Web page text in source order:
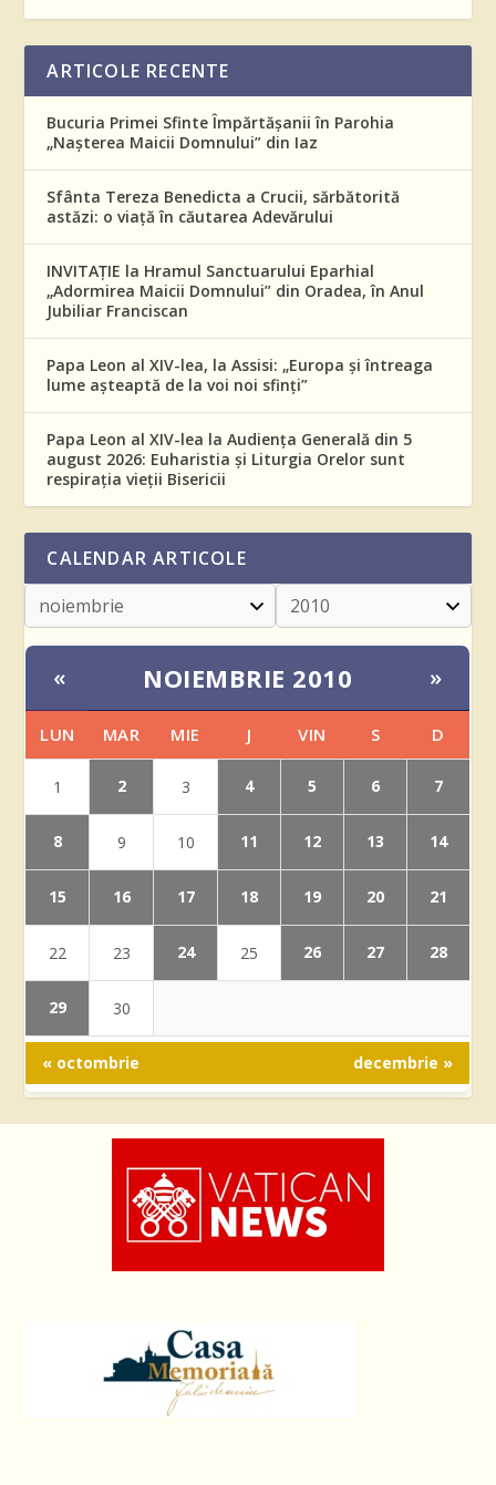
ARTICOLE RECENTE
Bucuria Primei Sfinte Împărtășanii în Parohia
„Nașterea Maicii Domnului” din Iaz
Sfânta Tereza Benedicta a Crucii, sărbătorită
astăzi: o viață în căutarea Adevărului
INVITAȚIE la Hramul Sanctuarului Eparhial
„Adormirea Maicii Domnului” din Oradea, în Anul
Jubiliar Franciscan
Papa Leon al XIV-lea, la Assisi: „Europa și întreaga
lume așteaptă de la voi noi sfinți”
Papa Leon al XIV-lea la Audiența Generală din 5
august 2026: Euharistia și Liturgia Orelor sunt
respirația vieții Bisericii
CALENDAR ARTICOLE
« NOIEMBRIE 2010 »
LUN MAR MIE J VIN S D
1 2 3 4 5 6 7
8 9 10 11 12 13 14
15 16 17 18 19 20 21
22 23 24 25 26 27 28
29 30
« octombrie decembrie »